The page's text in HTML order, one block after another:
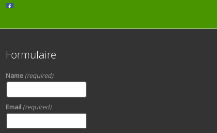
Formulaire
Name (required)
Email (required)